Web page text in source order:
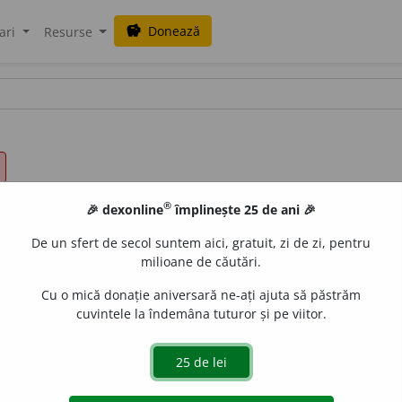
Resurse savings Donează
🎉 dexonline® împlinește 25 de ani 🎉
De un sfert de secol suntem aici, gratuit, zi de zi, pentru
milioane de căutări.
Cu o mică donație aniversară ne-ați ajuta să păstrăm
cuvintele la îndemâna tuturor și pe viitor.